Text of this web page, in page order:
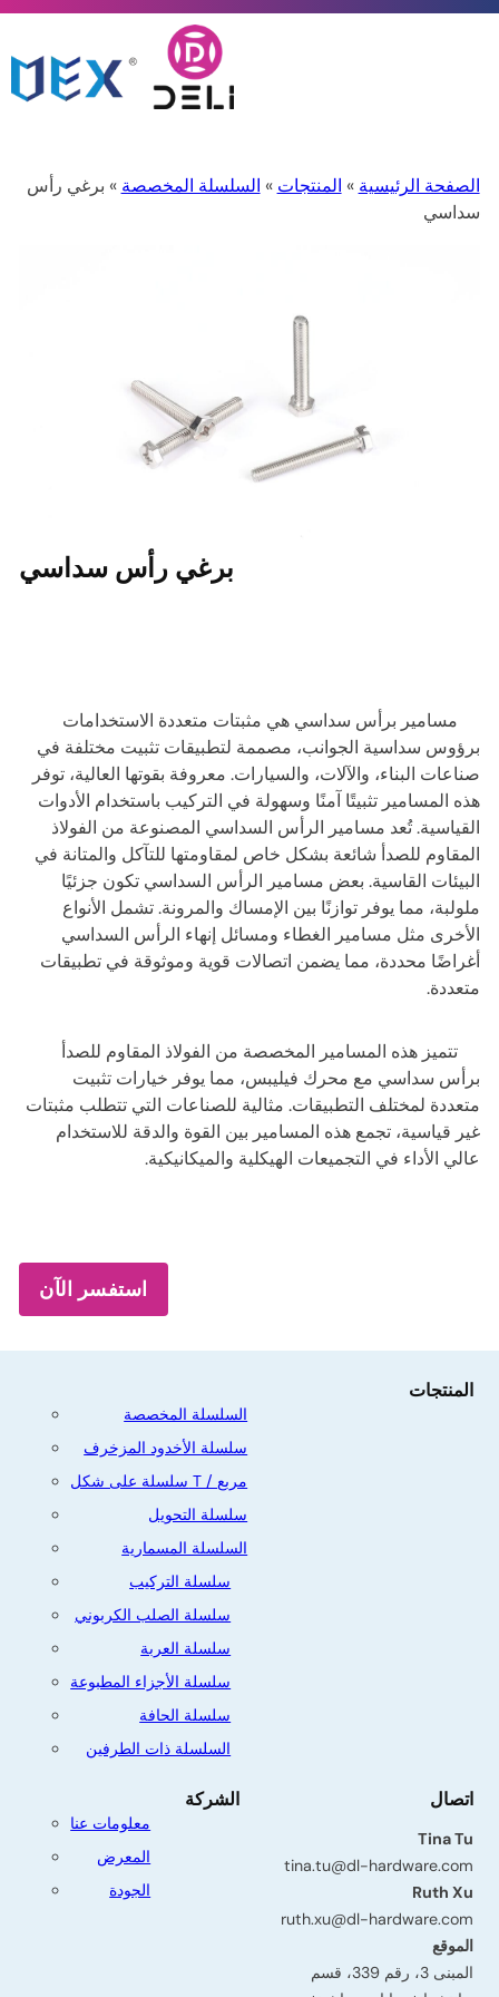
الصفحة الرئيسية » المنتجات » السلسلة المخصصة » برغي رأس
سداسي
برغي رأس سداسي
مسامير برأس سداسي هي مثبتات متعددة الاستخدامات
برؤوس سداسية الجوانب، مصممة لتطبيقات تثبيت مختلفة في
صناعات البناء، والآلات، والسيارات. معروفة بقوتها العالية، توفر
هذه المسامير تثبيتًا آمنًا وسهولة في التركيب باستخدام الأدوات
القياسية. تُعد مسامير الرأس السداسي المصنوعة من الفولاذ
المقاوم للصدأ شائعة بشكل خاص لمقاومتها للتآكل والمتانة في
البيئات القاسية. بعض مسامير الرأس السداسي تكون جزئيًا
ملولبة، مما يوفر توازنًا بين الإمساك والمرونة. تشمل الأنواع
الأخرى مثل مسامير الغطاء ومسائل إنهاء الرأس السداسي
أغراضًا محددة، مما يضمن اتصالات قوية وموثوقة في تطبيقات
متعددة.
تتميز هذه المسامير المخصصة من الفولاذ المقاوم للصدأ
برأس سداسي مع محرك فيليبس، مما يوفر خيارات تثبيت
متعددة لمختلف التطبيقات. مثالية للصناعات التي تتطلب مثبتات
غير قياسية، تجمع هذه المسامير بين القوة والدقة للاستخدام
عالي الأداء في التجميعات الهيكلية والميكانيكية.
استفسر الآن
المنتجات
السلسلة المخصصة
سلسلة الأخدود المزخرف
سلسلة على شكل T / مربع
سلسلة التحويل
السلسلة المسمارية
سلسلة التركيب
سلسلة الصلب الكربوني
سلسلة العربة
سلسلة الأجزاء المطبوعة
سلسلة الحافة
السلسلة ذات الطرفين
الشركة
معلومات عنا
المعرض
الجودة
اتصال
Tina Tu
tina.tu@dl-hardware.com
Ruth Xu
ruth.xu@dl-hardware.com
الموقع
المبنى 3، رقم 339، قسم